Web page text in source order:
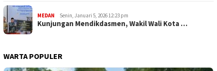
MEDAN Senin, Januari 5, 2026 12:23 pm
Kunjungan Mendikdasmen, Wakil Wali Kota …
WARTA POPULER